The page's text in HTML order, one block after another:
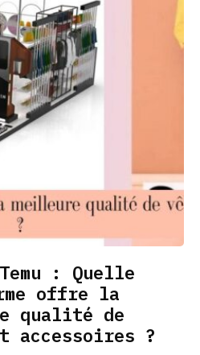
: Quelle
offre la
qualité de
accessoires ?